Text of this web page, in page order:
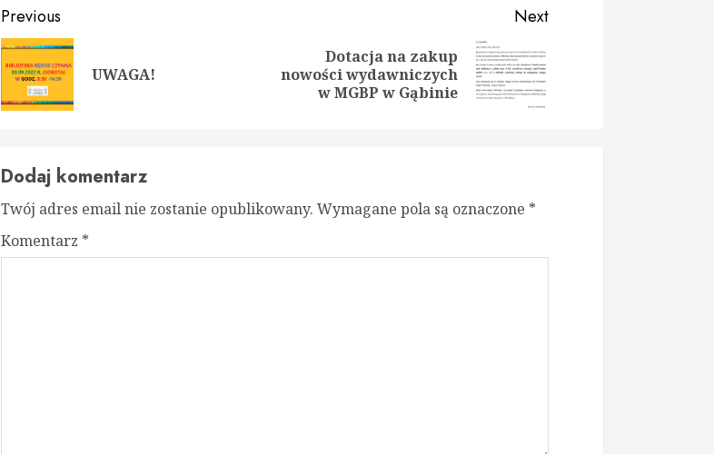
Continue
Reading
Previous
Previous
UWAGA!
Next
Next
Dotacja na zakup
nowości wydawniczych
w MGBP w Gąbinie
Dodaj komentarz
Twój adres email nie zostanie opublikowany. Wymagane pola są oznaczone *
Komentarz *